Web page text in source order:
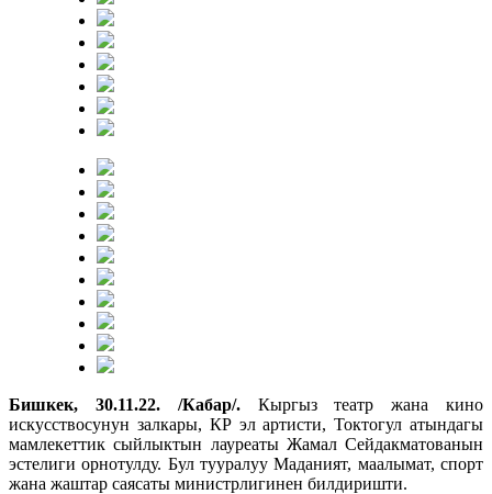
Бишкек, 30.11.22. /Кабар/. Кыргыз театр жана кино
искусствосунун залкары, КР эл артисти, Токтогул атындагы
мамлекеттик сыйлыктын лауреаты Жамал Сейдакматованын
эстелиги орнотулду. Бул тууралуу Маданият, маалымат, спорт
жана жаштар саясаты министрлигинен билдиришти.